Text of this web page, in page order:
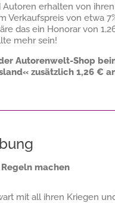
erhalten von
Verkaufspreis von etwa
das ein Honorar von
mehr sein!
Autorenwelt-Shop
zusätzlich 1,26 €
machen
mit all ihren Kriegen